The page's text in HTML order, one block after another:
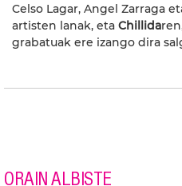
Celso Lagar, Angel Zarraga
artisten lanak, eta Chillida
grabatuak ere izango dira
ORAIN ALBISTE